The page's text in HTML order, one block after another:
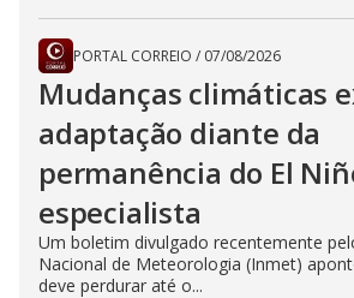
PORTAL CORREIO / 07/08/2026
Mudanças climáticas
adaptação diante da
permanência do El
especialista
Um boletim divulgado recentemente
Nacional de Meteorologia (Inmet)
deve perdurar até o...